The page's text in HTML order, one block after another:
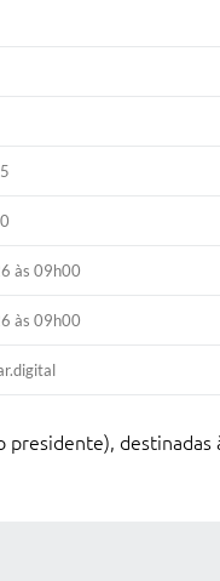
às 09h00
às 09h00